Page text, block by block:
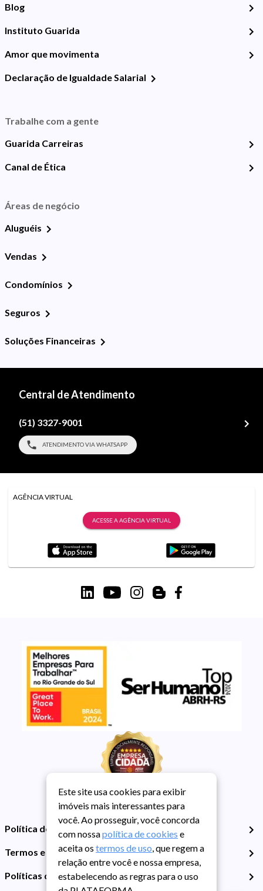
Blog
Instituto Guarida
Amor que movimenta
Declaração de Igualdade Salarial
Trabalhe com a gente
Guarida Carreiras
Canal de Ética
Áreas de negócio
Aluguéis
Vendas
Condomínios
Seguros
Soluções Financeiras
Central de Atendimento
(51) 3327-9001
ATENDIMENTO VIA WHATSAPP
AGÊNCIA VIRTUAL
ACESSE A AGÊNCIA VIRTUAL
Política de Privacidade
Termos e Condições de Uso
Políticas de Cookies
Este site usa cookies para exibir
imóveis mais interessantes para
você. Ao prosseguir, você concorda
com nossapolítica de cookies e
aceita os termos de uso, que regem a
relação entre você e nossa empresa,
estabelecendo as regras para o uso